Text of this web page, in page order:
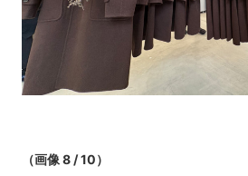
（画像 8 / 10）